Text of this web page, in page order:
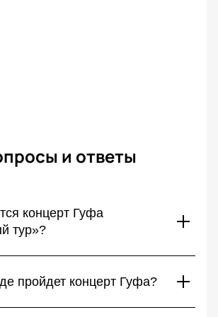
и ответы
концерт Гуфа
тур»?
обещает стать незабываемым для
полной эмоций и ностальгии. Не
пройдет концерт Гуфа?